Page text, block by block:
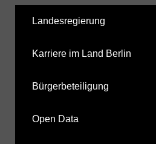
Landesregierung
Karriere im Land Berlin
Bürgerbeteiligung
Open Data